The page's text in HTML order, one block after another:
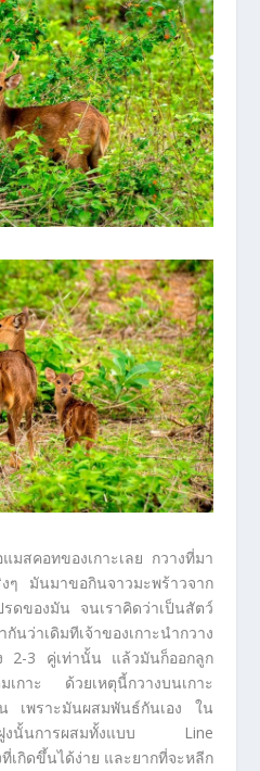
มสคอทของเกาะเลย กวางที่มา
ๆ มันมาขอกินจาวมะพร้าวจาก
ดของมัน จนเราคิดว่าเป็นสัตว์
นว่าเดิมทีเจ้าของเกาะนำกวาง
ง 2-3 คู่เท่านั้น แล้วมันก็ออกลูก
เกาะ ด้วยเหตุนี้กวางบนเกาะ
เพราะมันผสมพันธ์กันเอง ใน
ฝูงนั้นการผสมทั้งแบบ Line
เกิดขึ้นได้ง่าย และยากที่จะหลีก